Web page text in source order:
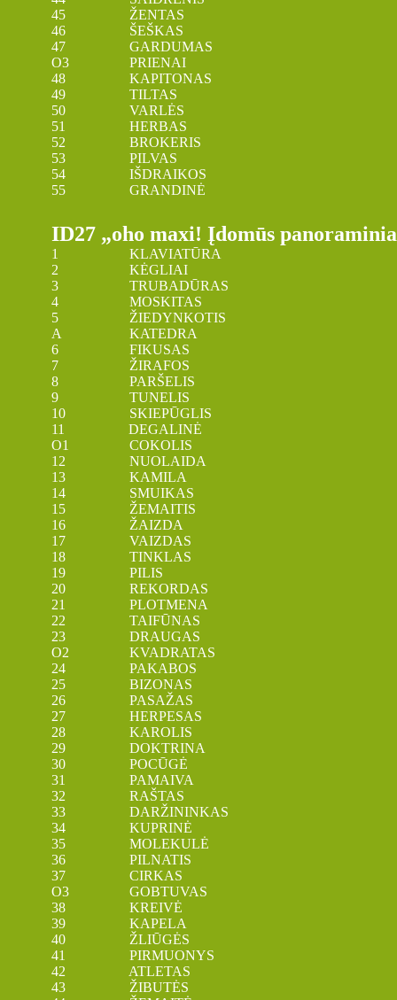
45 ŽENTAS
46 ŠEŠKAS
47 GARDUMAS
O3 PRIENAI
48 KAPITONAS
49 TILTAS
50 VARLĖS
51 HERBAS
52 BROKERIS
53 PILVAS
54 IŠDRAIKOS
55 GRANDINĖ
ID27 „oho maxi! Įdomūs
1 KLAVIATŪRA
2 KĖGLIAI
3 TRUBADŪRAS
4 MOSKITAS
5 ŽIEDYNKOTIS
A KATEDRA
6 FIKUSAS
7 ŽIRAFOS
8 PARŠELIS
9 TUNELIS
10 SKIEPŪGLIS
11 DEGALINĖ
O1 COKOLIS
12 NUOLAIDA
13 KAMILA
14 SMUIKAS
15 ŽEMAITIS
16 ŽAIZDA
17 VAIZDAS
18 TINKLAS
19 PILIS
20 REKORDAS
21 PLOTMENA
22 TAIFŪNAS
23 DRAUGAS
O2 KVADRATAS
24 PAKABOS
25 BIZONAS
26 PASAŽAS
27 HERPESAS
28 KAROLIS
29 DOKTRINA
30 POCŪGĖ
31 PAMAIVA
32 RAŠTAS
33 DARŽININKAS
34 KUPRINĖ
35 MOLEKULĖ
36 PILNATIS
37 CIRKAS
O3 GOBTUVAS
38 KREIVĖ
39 KAPELA
40 ŽLIŪGĖS
41 PIRMUONYS
42 ATLETAS
43 ŽIBUTĖS